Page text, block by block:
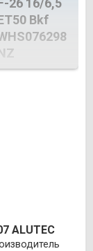
F-26 16/6,5
Bkf
ALUTEC